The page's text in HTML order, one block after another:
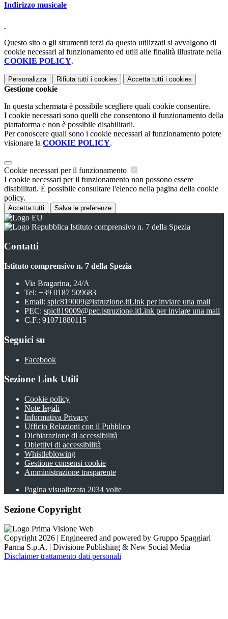
Indirizzo musicale
Questo sito o gli strumenti terzi da questo utilizzati si avvalgono di
cookie necessari al funzionamento ed utili alle finalità illustrate nella
COOKIE POLICY.
Personalizza Rifiuta tutti i cookies Accetta tutti i cookies
Gestione cookie
In questa schermata è possibile scegliere quali cookie consentire.
I cookie necessari sono quelli che consentono il funzionamento della
piattaforma e non è possibile disabilitarli.
Per conoscere quali sono i cookie necessari al funzionamento potete
visionare la COOKIE POLICY.
Cookie necessari per il funzionamento
I cookie necessari per il funzionamento non possono essere
disabilitati. È possibile consultare l'elenco nella pagina della cookie
policy.
Accetta tutti Salva le preferenze
Istituto comprensivo n. 7 della Spezia
Contatti
Istituto comprensivo n. 7 della Spezia
Via Bragarina, 24/A
Tel: +39 0187 509683
Email: spic819009@istruzione.itLink per inviare una mail
PEC: spic819009@pec.istruzione.itLink per inviare una mail
C.F.: 91071880115
Seguici su
Facebook
Sezione Link Utili
Cookie policy
Note legali
Informativa Privacy
Ufficio Relazioni con il Pubblico
Dichiarazione di accessibilità
Obiettivi di accessibilità
Whistleblowing
Gestione consensi cookie
Amministrazione trasparente
Pagina visualizzata 2034 volte
Sezione Copyright
Copyright 2026 | Engineered and powered by Gruppo Spaggiari
Parma S.p.A. | Divisione Publishing & New Social Media
Disclaimer trattamento dati personali